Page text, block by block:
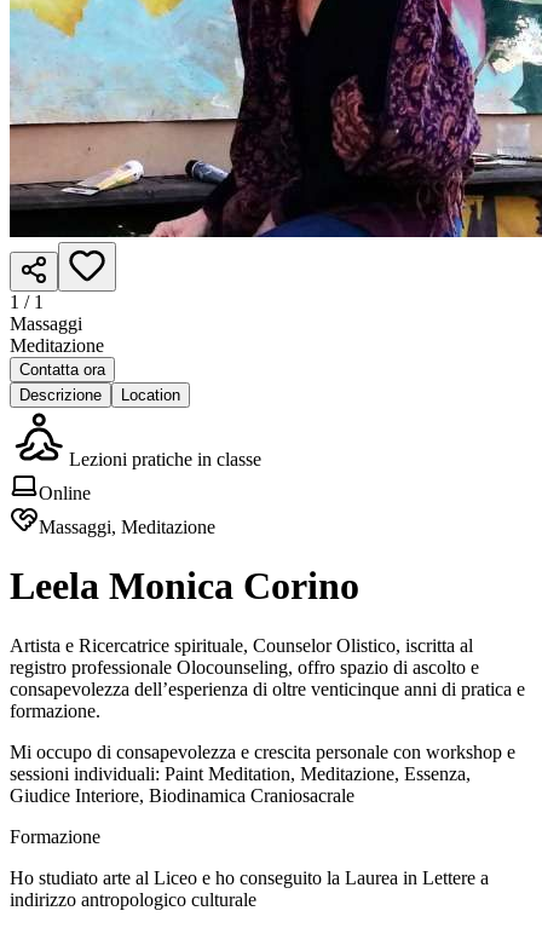
1 / 1
Massaggi
Meditazione
Contatta ora
Descrizione
Location
Lezioni pratiche in classe
Online
Massaggi, Meditazione
Leela Monica Corino
Artista e Ricercatrice spirituale, Counselor Olistico, iscritta al
registro professionale Olocounseling, offro spazio di ascolto e
consapevolezza dell’esperienza di oltre venticinque anni di pratica e
formazione.
Mi occupo di consapevolezza e crescita personale con workshop e
sessioni individuali: Paint Meditation, Meditazione, Essenza,
Giudice Interiore, Biodinamica Craniosacrale
Formazione
Ho studiato arte al Liceo e ho conseguito la Laurea in Lettere a
indirizzo antropologico culturale